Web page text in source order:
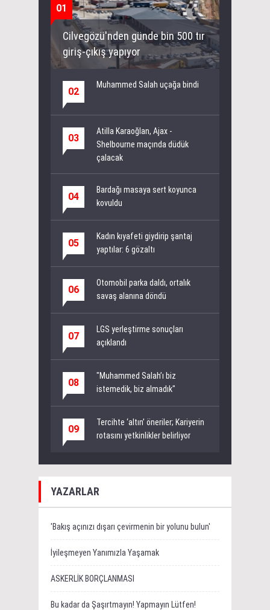
01
Cilvegözü'nden günde bin 500 tır
giriş-çıkış yapıyor
02
Muhammed Salah uçağa bindi
03
Atilla Karaoğlan, Ajax -
Shelbourne maçında düdük
çalacak
04
Bardağı masaya sert koyunca
kovuldu
05
Kadın kıyafeti giydirip şantaj
yaptılar: 6 gözaltı
06
Otomobil parka daldı, ortalık
savaş alanına döndü
07
LGS yerleştirme sonuçları
açıklandı
08
"Muhammed Salah’ı biz
istemedik, biz almadık"
09
Tercihte ‘altın’ öneriler; Kariyerin
rotasını yetkinlikler belirliyor
YAZARLAR
'Bakış açınızı dışarı çevirmenin bir yolunu bulun'
İyileşmeyen Yanımızla Yaşamak
ASKERLİK BORÇLANMASI
Bu kadar da Şaşırtmayın! Yapmayın Lütfen!